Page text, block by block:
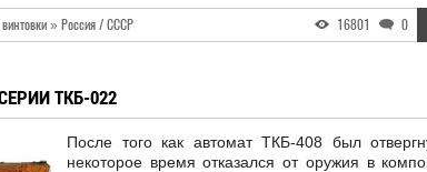
» Россия / СССР 16801 0
ТКБ-022
После того как автомат ТКБ-408 был
некоторое время отказался от оружия в